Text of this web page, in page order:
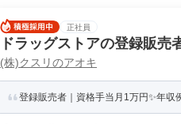
正社員
ドラッグストアの登録販売
(株)クスリのアオキ
登録販売者｜資格手当月1万円✨年